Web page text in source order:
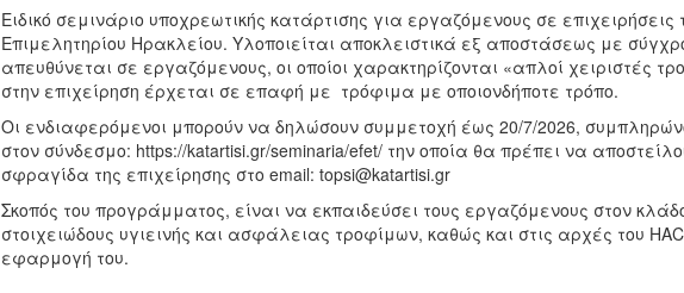
Ειδικό σεμινάριο υποχρεωτικής κατάρτισης για εργαζόμενους σε
Επιμελητηρίου Ηρακλείου. Υλοποιείται αποκλειστικά εξ αποστάσεως με
απευθύνεται σε εργαζόμενους, οι οποίοι χαρακτηρίζονται «απλοί χειριστές
στην επιχείρηση έρχεται σε επαφή με τρόφιμα με οποιονδήποτε τρόπο.
Οι ενδιαφερόμενοι μπορούν να δηλώσουν συμμετοχή έως 20/7/2026,
στον σύνδεσμο: https://katartisi.gr/seminaria/efet/ την οποία θα πρέπει να
σφραγίδα της επιχείρησης στο email: topsi@katartisi.gr
Σκοπός του προγράμματος, είναι να εκπαιδεύσει τους εργαζόμενους στον
στοιχειώδους υγιεινής και ασφάλειας τροφίμων, καθώς και στις αρχές του
εφαρμογή του.